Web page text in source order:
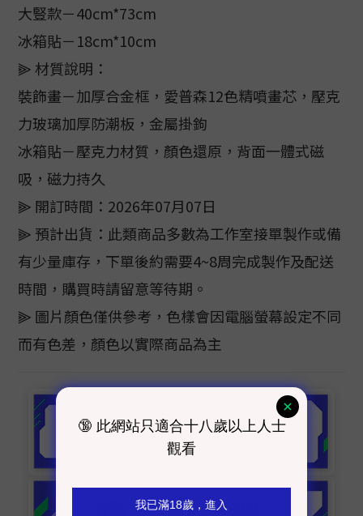
大豎款－40cm*73cm
冰箱貼－18cm*10cm
⫸ 材質說明：
裝飾畫－加厚合金框，愛普森12色精噴畫芯，壓克
力玻璃加厚防潮板，金屬掛鉤
冰箱貼－壓克力材質，顏色還原，背面一體式磁
吸，磁力持久
⫸ 開訂時間：2026年07月07日
⫸ 預計出貨：此類商品多數為工作室接單製作或備
有少量庫存，下單後約需要4~8周完成製作及配送
時間，購買時請留意等待期。
⫸ 圖片顏色僅供參考，色樣會因電腦螢幕設定不同
而有色差，顏色以實際商品為主